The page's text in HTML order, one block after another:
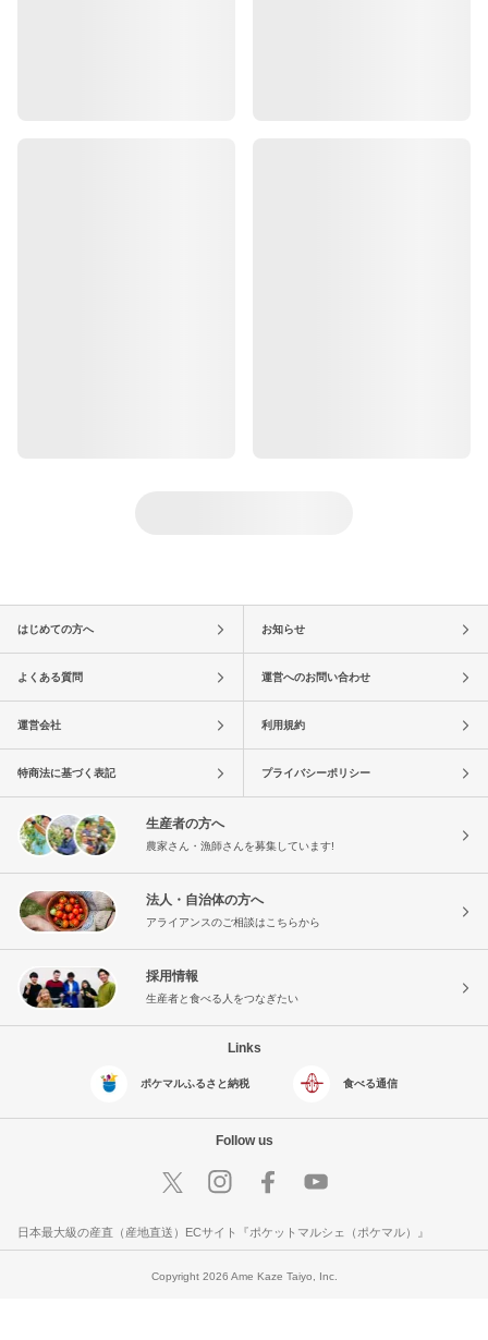
はじめての方へ お知らせ
よくある質問 運営へのお問い合わせ
運営会社 利用規約
特商法に基づく表記 プライバシーポリシー
生産者の方へ
農家さん・漁師さんを募集しています!
法人・自治体の方へ
アライアンスのご相談はこちらから
採用情報
生産者と食べる人をつなぎたい
Links
ポケマルふるさと納税 食べる通信
Follow us
日本最大級の産直（産地直送）ECサイト『ポケットマルシェ（ポケマル）』
Copyright 2026 Ame Kaze Taiyo, Inc.